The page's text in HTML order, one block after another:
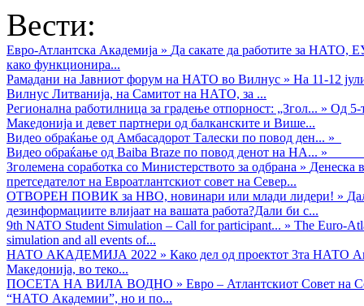
Вести:
Евро-Атлантска Академија » Да сакате да работите за НАТО,
како функционира...
Рамадани на Јавниот форум на НАТО во Вилнус » На 11-12
Вилнус Литванија, на Самитот на НАТО, за ...
Регионална работилница за градење отпорност: „Згол... » Од 5-
Македонија и девет партнери од балканските и Више...
Видео обраќањe од Амбасадорот Талески по повод ден... »
Видео обраќање од Baiba Braze по повод денот на НА... »
Зголемена соработка со Министерството за одбрана » Денеска
претседателот на Евроатлантскиот совет на Север...
ОТВОРЕН ПОВИК за НВО, новинари или млади лидери! »
дезинформациите влијаат на вашата работа?Дали би с...
9th NATO Student Simulation – Call for participant... » The Euro-
simulation and all events of...
НАТО АКАДЕМИЈА 2022 » Како дел од проектот 3та НАТО
Македонија, во теко...
ПОСЕТА НА ВИЛА ВОДНО » Евро – Атлантскиот Совет на
“НАТО Академии”, но и по...